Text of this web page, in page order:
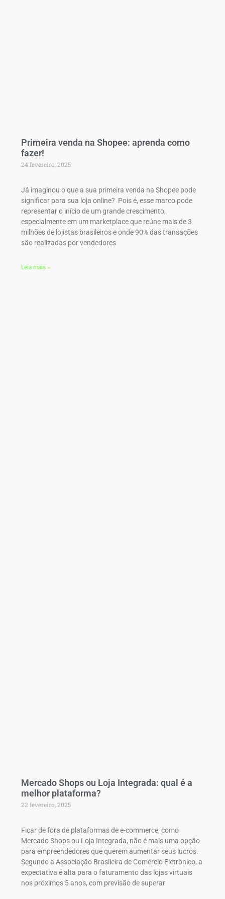
Primeira venda na Shopee: aprenda como
fazer!
24 fevereiro, 2025
Já imaginou o que a sua primeira venda na Shopee pode
significar para sua loja online? Pois é, esse marco pode
representar o início de um grande crescimento,
especialmente em um marketplace que reúne mais de 3
milhões de lojistas brasileiros e onde 90% das transações
são realizadas por vendedores
Leia mais »
Mercado Shops ou Loja Integrada: qual é a
melhor plataforma?
22 fevereiro, 2025
Ficar de fora de plataformas de e-commerce, como
Mercado Shops ou Loja Integrada, não é mais uma opção
para empreendedores que querem aumentar seus lucros.
Segundo a Associação Brasileira de Comércio Eletrônico, a
expectativa é alta para o faturamento das lojas virtuais
nos próximos 5 anos, com previsão de superar